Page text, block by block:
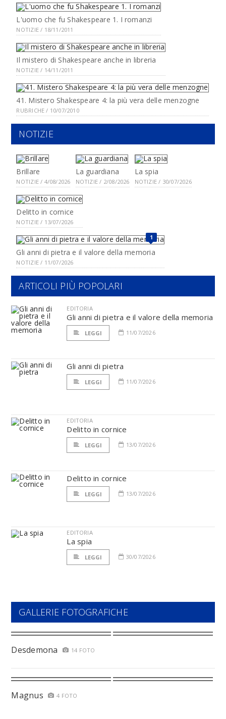
L'uomo che fu Shakespeare 1. I romanzi
NOTIZIE / 18/11/2011
Il mistero di Shakespeare anche in libreria
NOTIZIE / 14/11/2011
41. Mistero Shakespeare 4: la più vera delle menzogne
RUBRICHE / 10/07/2010
NOTIZIE
Brillare
NOTIZIE / 4/08/2026
La guardiana
NOTIZIE / 2/08/2026
La spia
NOTIZIE / 30/07/2026
Delitto in cornice
NOTIZIE / 13/07/2026
1
Gli anni di pietra e il valore della memoria
NOTIZIE / 11/07/2026
ARTICOLI PIÙ POPOLARI
EDITORIA
Gli anni di pietra e il valore della memoria
LEGGI 11/07/2026
Gli anni di pietra
LEGGI 11/07/2026
EDITORIA
Delitto in cornice
LEGGI 13/07/2026
Delitto in cornice
LEGGI 13/07/2026
EDITORIA
La spia
LEGGI 30/07/2026
GALLERIE FOTOGRAFICHE
Desdemona 14 FOTO
Magnus 4 FOTO